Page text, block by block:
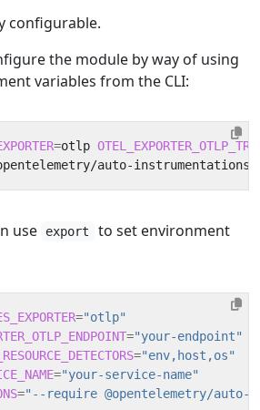
configurable.
the module by way of using
variables from the CLI:
=otlp
use export
to set environment
="otlp"
="your-endpoint"
="env,host,os"
="your-service-name"
="--require @opentelemetry/